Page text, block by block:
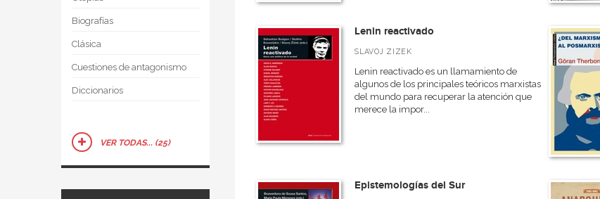
Biografías
Clásica
Cuestiones de antagonismo
Diccionarios
VER TODAS... (25)
Lenin reactivado
SLAVOJ ZIZEK
Lenin reactivado es un llamamiento de
algunos de los principales teóricos marxistas
del mundo para recuperar la atención que
merece la impor...
Epistemologías del Sur